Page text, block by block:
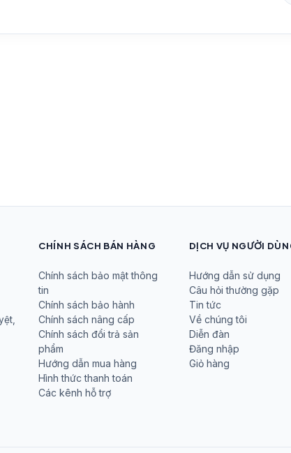
CHÍNH SÁCH BÁN HÀNG
Chính sách bảo mật thông
tin
Chính sách bảo hành
Chính sách nâng cấp
Chính sách đổi trả sản
phẩm
Hướng dẫn mua hàng
Hình thức thanh toán
Các kênh hỗ trợ
DỊCH VỤ NGƯỜI
Hướng dẫn sử dụng
Câu hỏi thường gặp
Tin tức
Về chúng tôi
Diễn đàn
Đăng nhập
Giỏ hàng